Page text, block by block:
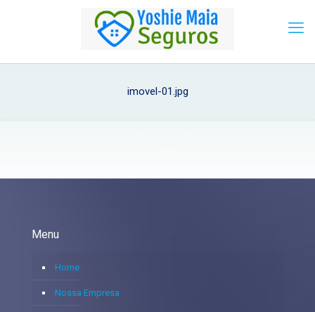
imovel-01.jpg
Menu
Home
Nossa Empresa